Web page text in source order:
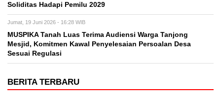
Soliditas Hadapi Pemilu 2029
Jumat, 19 Juni 2026 - 16:28 WIB
MUSPIKA Tanah Luas Terima Audiensi Warga Tanjong
Mesjid, Komitmen Kawal Penyelesaian Persoalan Desa
Sesuai Regulasi
BERITA TERBARU